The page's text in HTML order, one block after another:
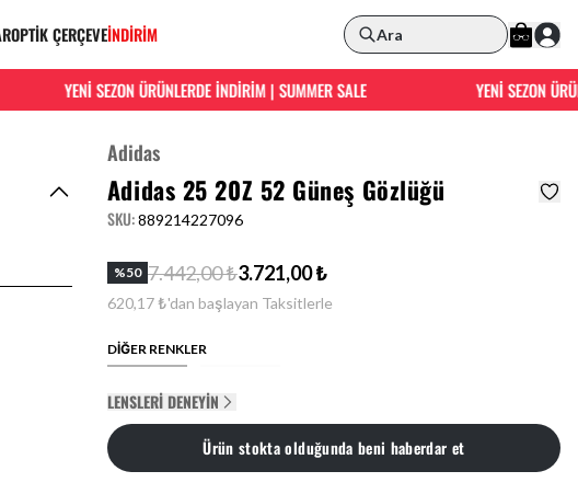
OPTİK ÇERÇEVEİNDİRİM Ara
YENİ SEZON ÜRÜNLERDE İNDİRİM | SUMMER SALE YENİ SEZON
Adidas
Adidas 25 20Z 52 Güneş Gözlüğü
SKU:889214227096
%50 7.442,00 ₺3.721,00 ₺
620,17 ₺'dan başlayan Taksitlerle
DİĞER RENKLER
LENSLERI DENEYIN
Ürün stokta olduğunda beni haberdar et